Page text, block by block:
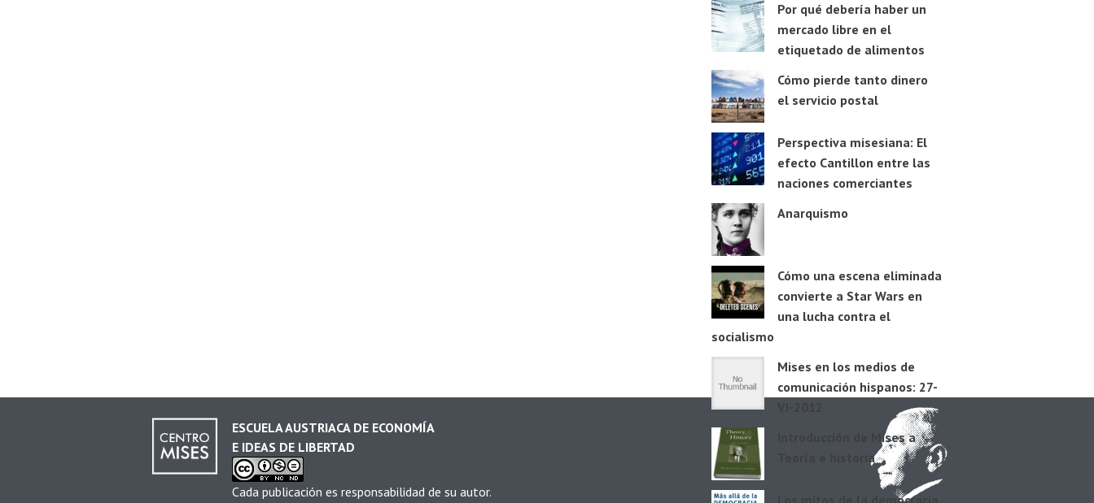
Por qué debería haber un
mercado libre en el
etiquetado de alimentos
Cómo pierde tanto dinero
el servicio postal
Perspectiva misesiana: El
efecto Cantillon entre las
naciones comerciantes
Anarquismo
Cómo una escena eliminada
convierte a Star Wars en
una lucha contra el
socialismo
Mises en los medios de
comunicación hispanos: 27-
Introducción de Mises a
Teoría e historia
ESCUELA AUSTRIACA DE ECONOMÍA
E IDEAS DE LIBERTAD
Cada publicación es responsabilidad de su autor.